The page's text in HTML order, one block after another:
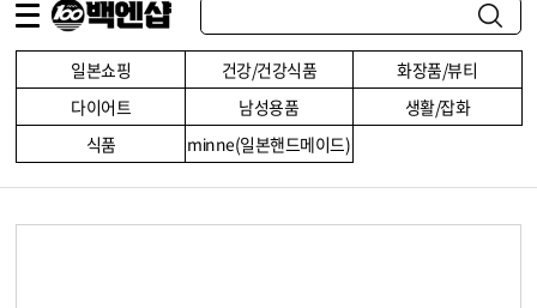
일본쇼핑 건강/건강식품
화장품/뷰티
다이어트
남성용품
생활/잡화
식품
minne(일본핸드메이드)